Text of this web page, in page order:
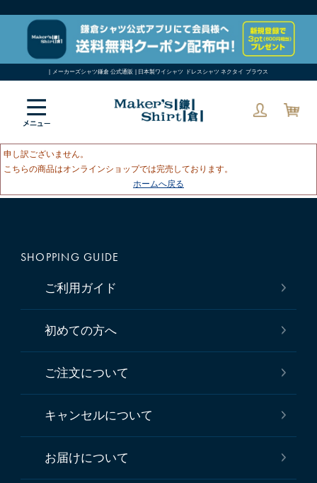
| メーカーズシャツ鎌倉 公式通販 | 日本製ワイシャツ ドレスシャツ ネクタイ ブラウス
申し訳ございません。
こちらの商品はオンラインショップでは完売しております。
ホームへ戻る
SHOPPING GUIDE
ご利用ガイド
初めての方へ
ご注文について
キャンセルについて
お届けについて